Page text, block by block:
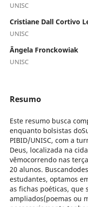
UNISC
Cristiane Dall Cortivo
UNISC
Ângela Fronckowiak
UNISC
Resumo
Este resumo busca
enquanto bolsistas
PIBID/UNISC, com a
Deus, localizada na
vêmocorrendo nas
20 alunos.
estudantes, optamos
as fichas poéticas, que
ampliados(poemas ou